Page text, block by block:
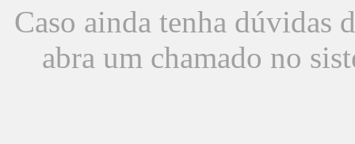
Caso ainda tenha dúvidas
abra um chamado no